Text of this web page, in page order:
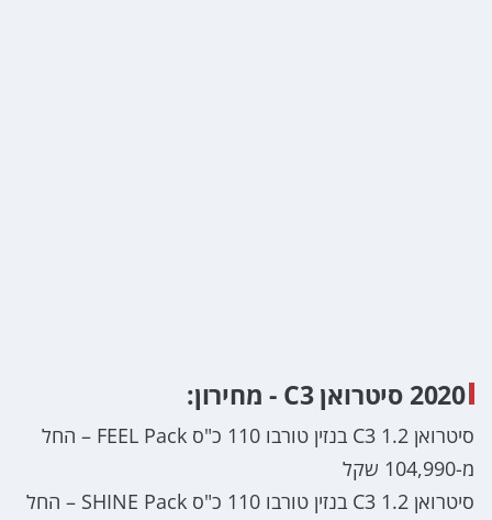
2020 סיטרואן C3 - מחירון:
סיטרואן C3 1.2 בנזין טורבו 110 כ"ס FEEL Pack – החל
מ-104,990 שקל
סיטרואן C3 1.2 בנזין טורבו 110 כ"ס SHINE Pack – החל